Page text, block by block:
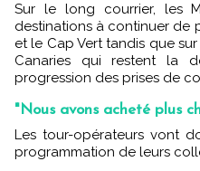
Sur le long courrier, les
destinations à continuer de
et le Cap Vert tandis que
Canaries qui restent la
progression des prises de
"Nous avons acheté plus
Les tour-opérateurs vont donc jouer la prudence sur la
programmation de leurs